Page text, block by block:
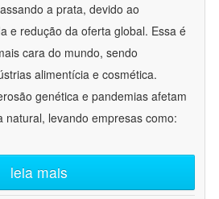
a prata, devido ao
e redução da oferta global. Essa é
cara do mundo, sendo
alimentícia e cosmética.
genética e pandemias afetam
natural, levando empresas como:
leia mais